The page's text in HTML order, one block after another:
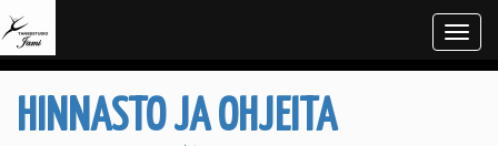
HINNASTO JA OHJEITA